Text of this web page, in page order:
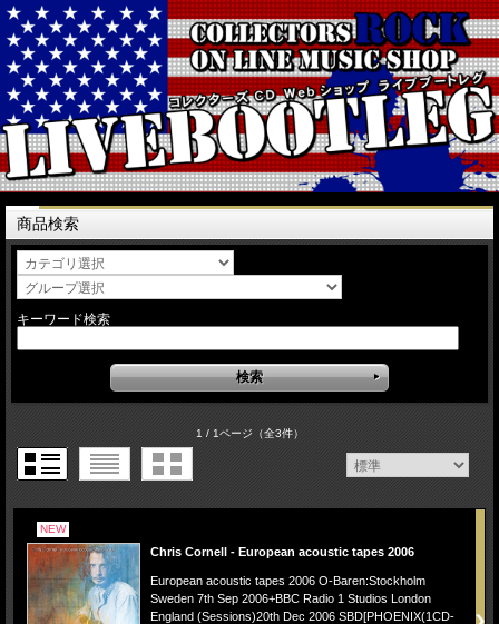
商品検索
キーワード検索
1 / 1ページ（全3件）
NEW
Chris Cornell - European acoustic tapes 2006
European acoustic tapes 2006 O-Baren:Stockholm
Sweden 7th Sep 2006+BBC Radio 1 Studios London
England (Sessions)20th Dec 2006 SBD[PHOENIX(1CD-